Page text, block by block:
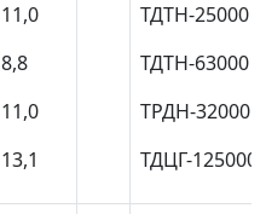
11,0
8,8
11,0
13,1
ТДТН-25000
ТДТН-63000
ТРДН-32000
ТДЦГ-125000